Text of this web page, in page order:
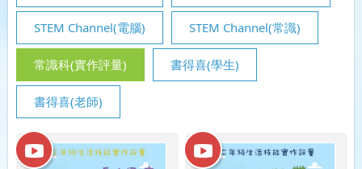
STEM Channel(電腦) STEM Channel(常識)
常識科(實作評量) 書得喜(學生)
書得喜(老師)